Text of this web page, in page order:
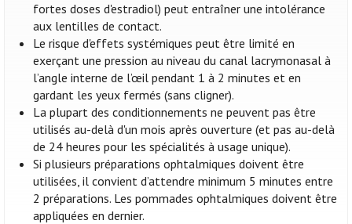
fortes doses d'estradiol) peut entraîner une intolérance
aux lentilles de contact.
Le risque d'effets systémiques peut être limité en
exerçant une pression au niveau du canal lacrymonasal à
l’angle interne de l’œil pendant 1 à 2 minutes et en
gardant les yeux fermés (sans cligner).
La plupart des conditionnements ne peuvent pas être
utilisés au-delà d'un mois après ouverture (et pas au-delà
de 24 heures pour les spécialités à usage unique).
Si plusieurs préparations ophtalmiques doivent être
utilisées, il convient d’attendre minimum 5 minutes entre
2 préparations. Les pommades ophtalmiques doivent être
appliquées en dernier.